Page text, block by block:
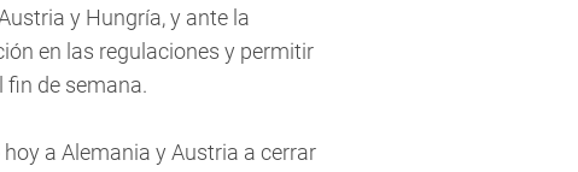
y Hungría, y ante la
en las regulaciones y permitir
fin de semana.
a Alemania y Austria a cerrar